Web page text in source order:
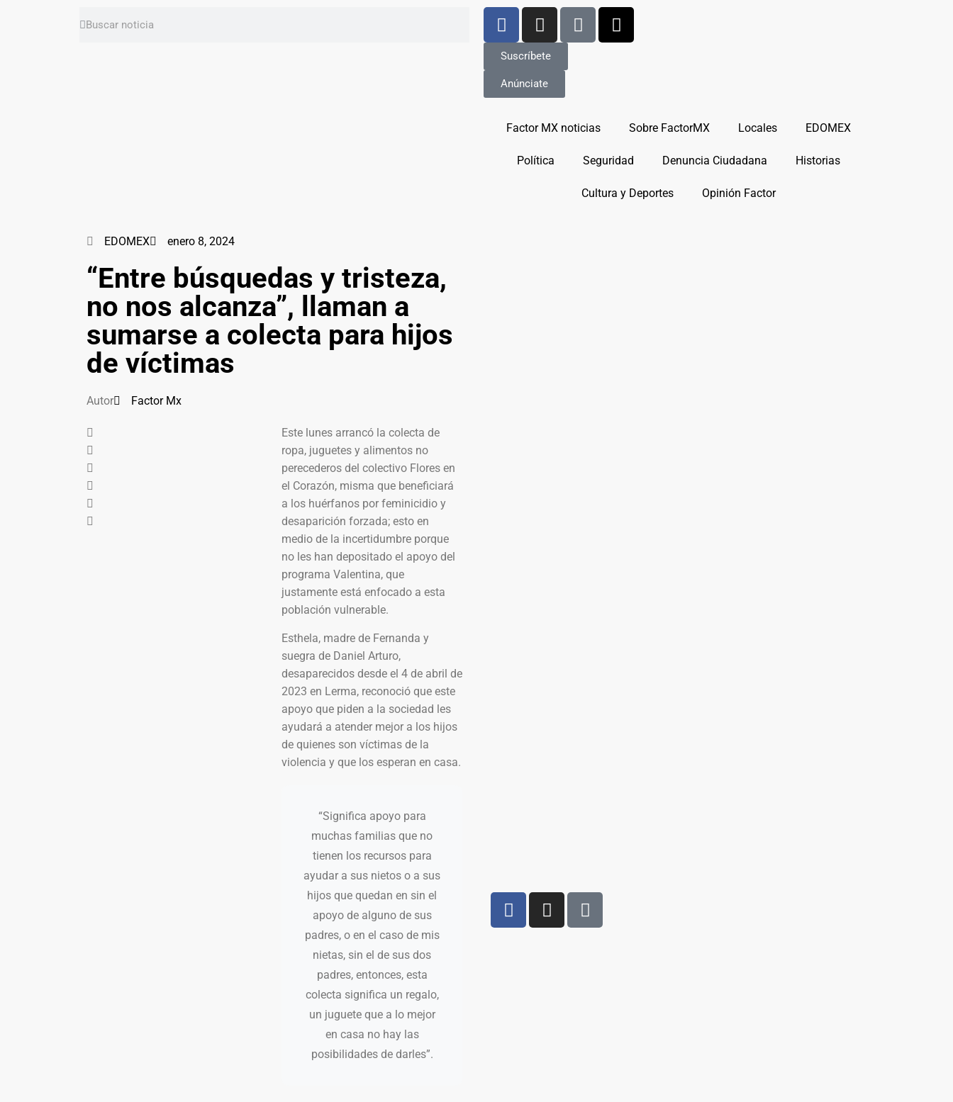
Suscríbete
Anúnciate
Factor MX noticias Sobre FactorMX Locales EDOMEX
Política Seguridad Denuncia Ciudadana Historias
Cultura y Deportes Opinión Factor
EDOMEX enero 8, 2024
“Entre búsquedas y tristeza,
no nos alcanza”, llaman a
sumarse a colecta para hijos
de víctimas
Autor Factor Mx
Este lunes arrancó la colecta de
ropa, juguetes y alimentos no
perecederos del colectivo Flores en
el Corazón, misma que beneficiará
a los huérfanos por feminicidio y
desaparición forzada; esto en
medio de la incertidumbre porque
no les han depositado el apoyo del
programa Valentina, que
justamente está enfocado a esta
población vulnerable.
Esthela, madre de Fernanda y
suegra de Daniel Arturo,
desaparecidos desde el 4 de abril de
2023 en Lerma, reconoció que este
apoyo que piden a la sociedad les
ayudará a atender mejor a los hijos
de quienes son víctimas de la
violencia y que los esperan en casa.
“Significa apoyo para
muchas familias que no
tienen los recursos para
ayudar a sus nietos o a sus
hijos que quedan en sin el
apoyo de alguno de sus
padres, o en el caso de mis
nietas, sin el de sus dos
padres, entonces, esta
colecta significa un regalo,
un juguete que a lo mejor
en casa no hay las
posibilidades de darles”.